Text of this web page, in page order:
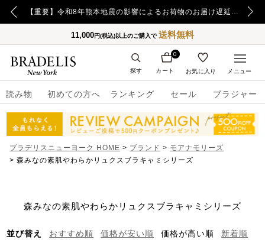
【重要】日本郵便の障害による配送への影響についてのお詫び 【重要】令和8年熊本地震の影響によるお荷物のお届け遅延について
11,000円(税込)以上のご購入で送料無料
読み物 初めての方へ ランキング セール ブラジャー
カート
0
お気に入り
探す メニュー
ブラデリスニューヨーク HOME ブランド
モアナモリーズ
森みなの素肌やわらかリュクスブラキャミシリーズ
森みなの素肌やわらかリュクスブラキャミシリーズ
並び替え おすすめ順 価格が安い順 価格が高い順
新着順